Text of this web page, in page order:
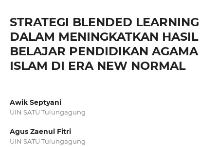
STRATEGI BLENDED LEARNING
DALAM MENINGKATKAN HASIL
BELAJAR PENDIDIKAN AGAMA
ISLAM DI ERA NEW NORMAL
Awik Septyani
UIN SATU Tulungagung
Agus Zaenul Fitri
UIN SATU Tulungagung